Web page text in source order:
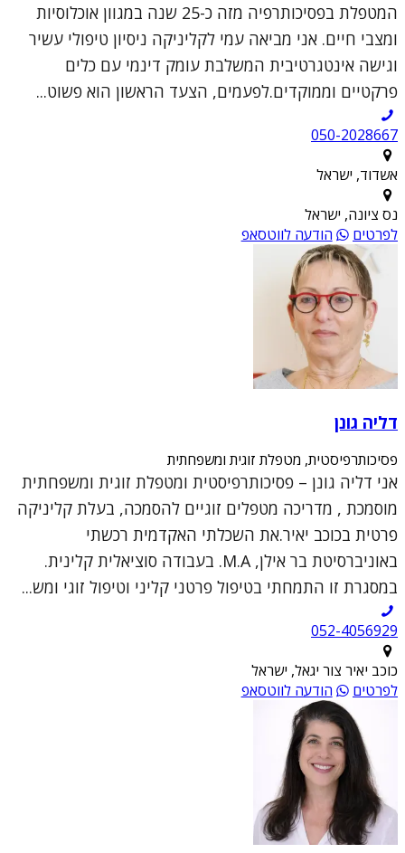
המטפלת בפסיכותרפיה מזה כ-25 שנה במגוון אוכלוסיות
ומצבי חיים. אני מביאה עמי לקליניקה ניסיון טיפולי עשיר
וגישה אינטגרטיבית המשלבת עומק דינמי עם כלים
פרקטיים וממוקדים.לפעמים, הצעד הראשון הוא פשוט...
050-2028667
אשדוד, ישראל
נס ציונה, ישראל
לפרטים
הודעה לווטסאפ
דליה גונן
פסיכותרפיסטית, מטפלת זוגית ומשפחתית
אני דליה גונן – פסיכותרפיסטית ומטפלת זוגית ומשפחתית
מוסמכת , מדריכה מטפלים זוגיים להסמכה, בעלת קליניקה
פרטית בכוכב יאיר.את השכלתי האקדמית רכשתי
באוניברסיטת בר אילן, M.A. בעבודה סוציאלית קלינית.
במסגרת זו התמחתי בטיפול פרטני קליני וטיפול זוגי ומש...
052-4056929
כוכב יאיר צור יגאל, ישראל
לפרטים
הודעה לווטסאפ